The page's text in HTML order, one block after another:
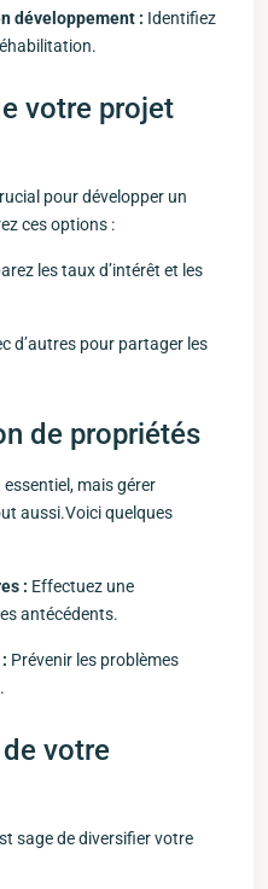
développement : Identifiez
votre⁢ projet
‌pour⁤ développer un​
ces ​options :
les taux d’intérêt et les
d’autres pour‍ partager les
de⁣ propriétés
mais gérer
aussi.Voici quelques
: Effectuez une
antécédents.
Prévenir les problèmes
votre
sage de diversifier ‍votre